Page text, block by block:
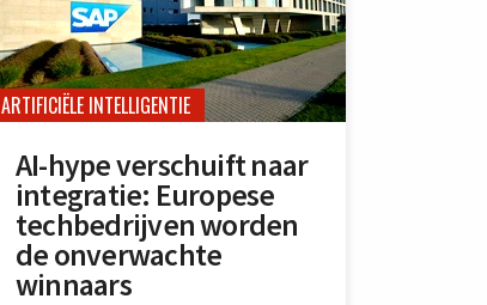
ARTIFICIËLE INTELLIGENTIE
AI-hype verschuift naar
integratie: Europese
techbedrijven worden
de onverwachte
winnaars